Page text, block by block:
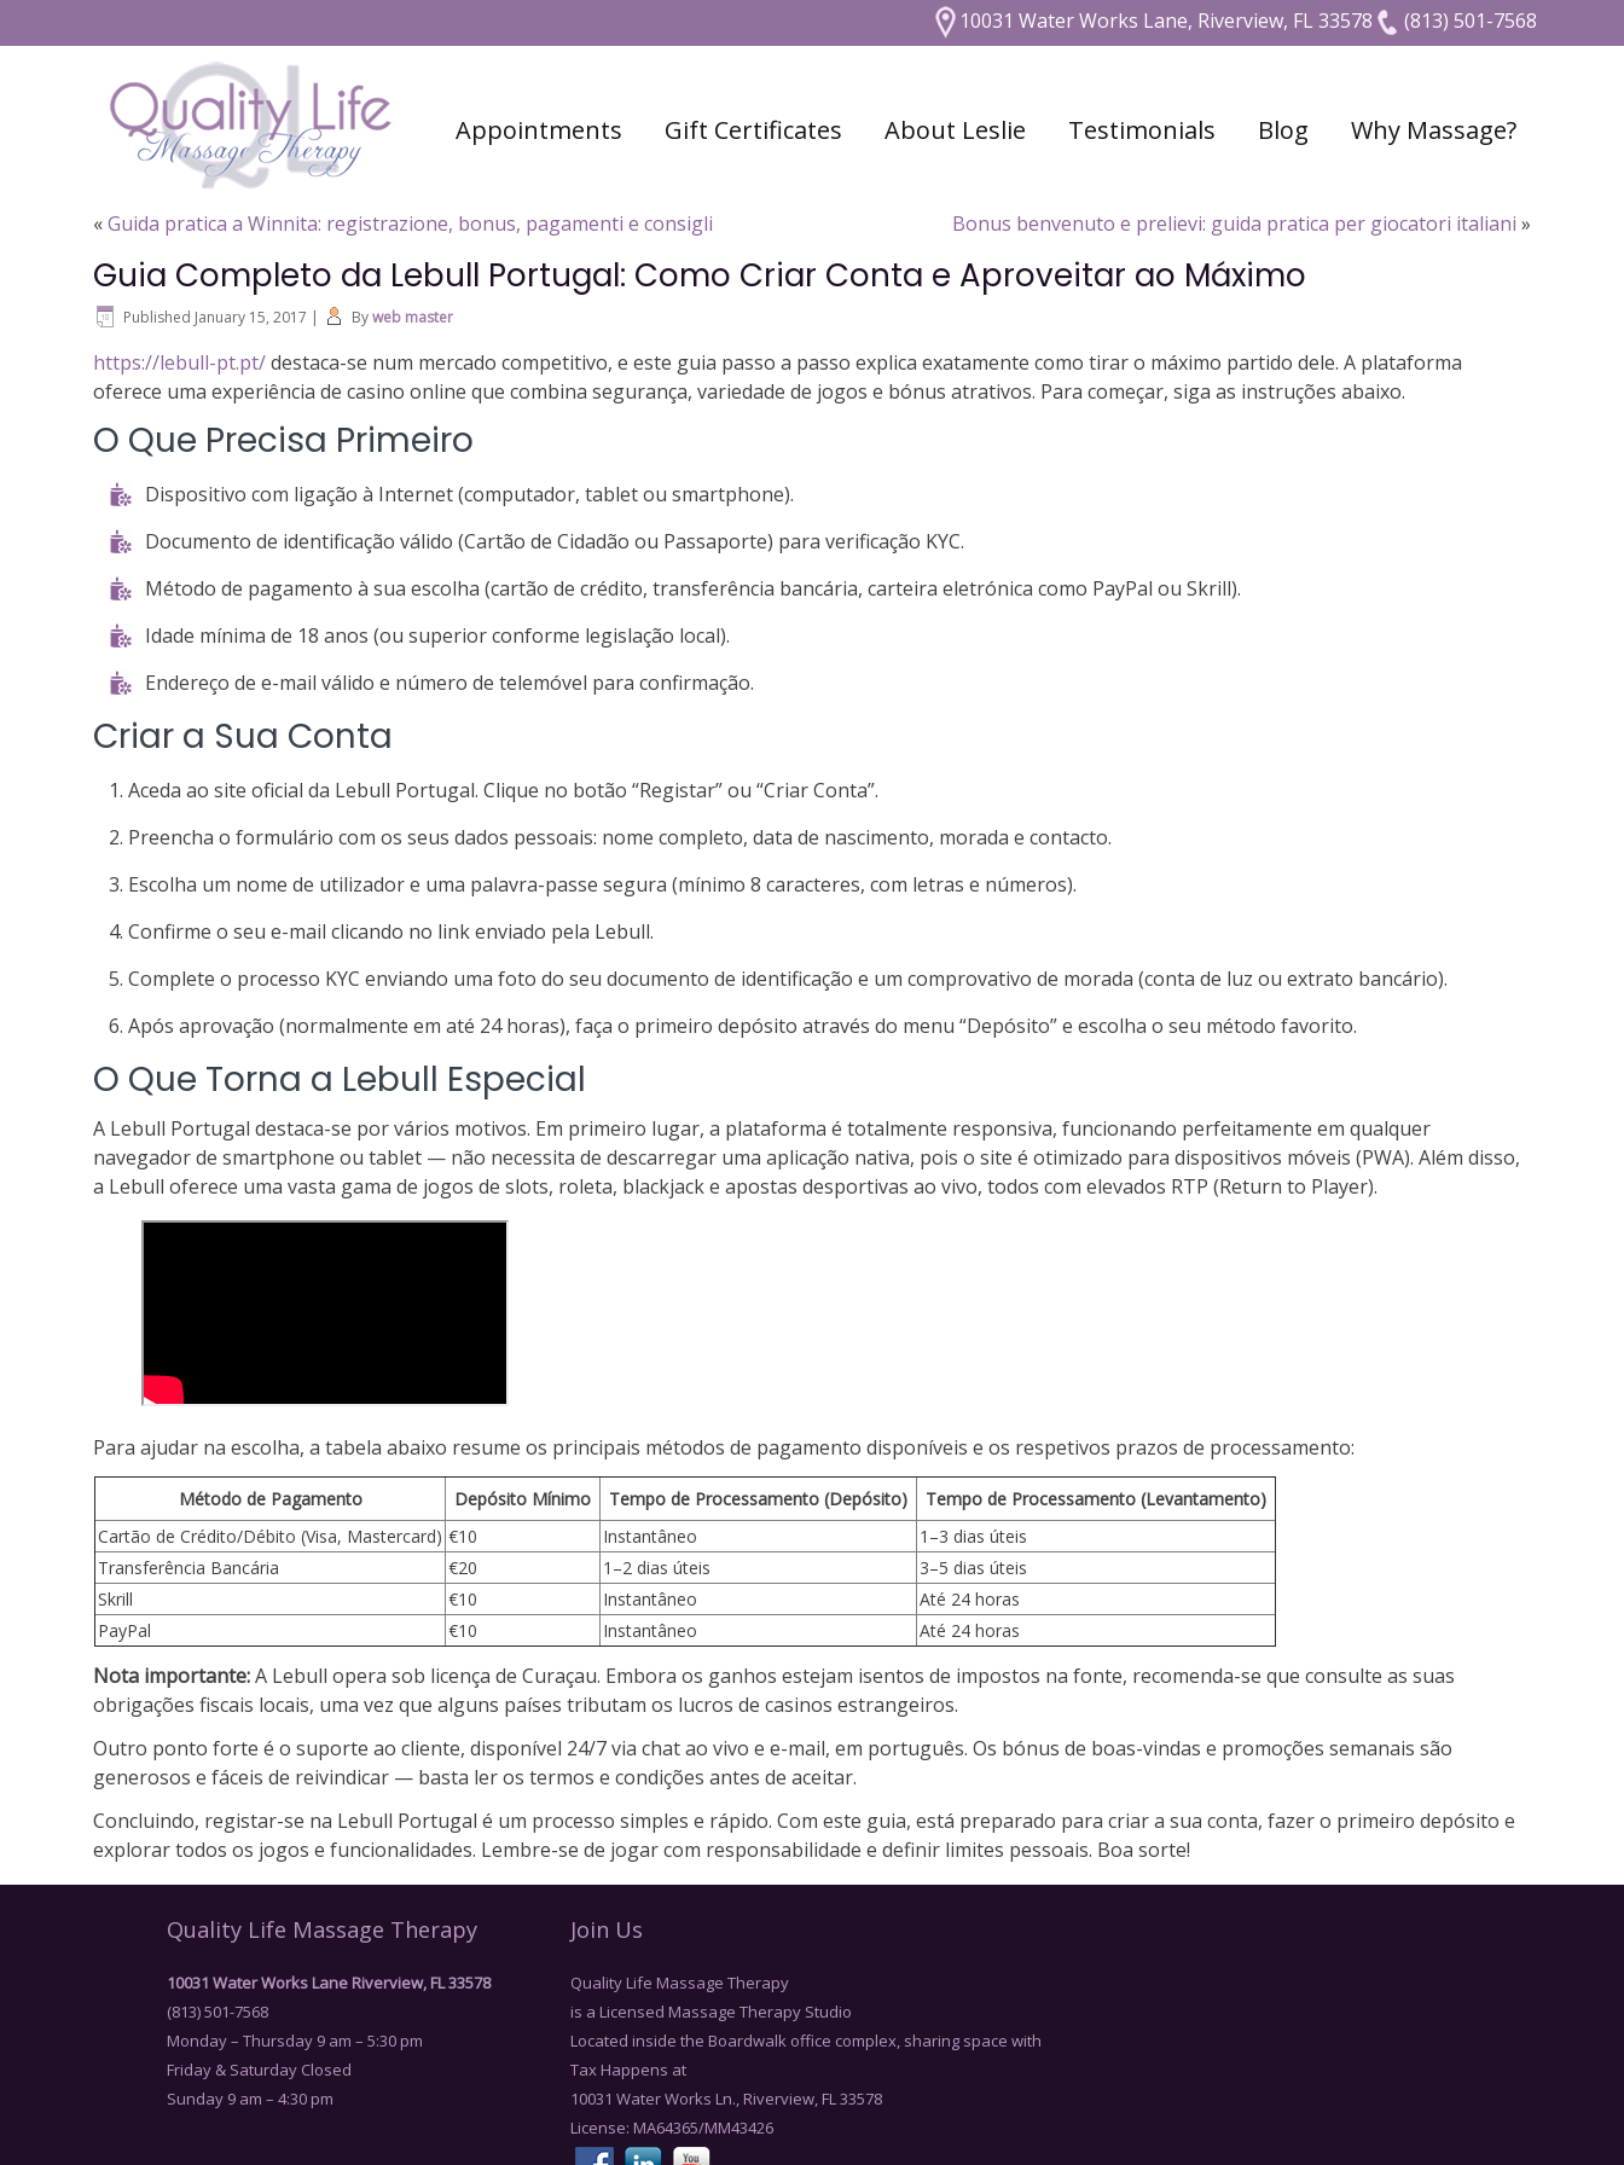
10031 Water Works Lane, Riverview, FL 33578 (813) 501-7568
#6 (no title) Contact Appointments Gift Certificates About Leslie Testimonials Blog Why Massage?
«Guida pratica a Winnita: registrazione, bonus, pagamenti e consigli Bonus benvenuto e prelievi: guida pratica per giocatori italiani »
Guia Completo da Lebull Portugal: Como Criar Conta e Aproveitar ao Máximo
Published January 15, 2017 | Byweb master
https://lebull-pt.pt/destaca-se num mercado competitivo, e este guia passo a passo explica exatamente como tirar o máximo partido dele. A plataforma
oferece uma experiência de casino online que combina segurança, variedade de jogos e bónus atrativos. Para começar, siga as instruções abaixo.
O Que Precisa Primeiro
Dispositivo com ligação à Internet (computador, tablet ou smartphone).
Documento de identificação válido (Cartão de Cidadão ou Passaporte) para verificação KYC.
Método de pagamento à sua escolha (cartão de crédito, transferência bancária, carteira eletrónica como PayPal ou Skrill).
Idade mínima de 18 anos (ou superior conforme legislação local).
Endereço de e-mail válido e número de telemóvel para confirmação.
Criar a Sua Conta
Aceda ao site oficial da Lebull Portugal. Clique no botão “Registar” ou “Criar Conta”.
Preencha o formulário com os seus dados pessoais: nome completo, data de nascimento, morada e contacto.
Escolha um nome de utilizador e uma palavra-passe segura (mínimo 8 caracteres, com letras e números).
Confirme o seu e-mail clicando no link enviado pela Lebull.
Complete o processo KYC enviando uma foto do seu documento de identificação e um comprovativo de morada (conta de luz ou extrato bancário).
Após aprovação (normalmente em até 24 horas), faça o primeiro depósito através do menu “Depósito” e escolha o seu método favorito.
O Que Torna a Lebull Especial
A Lebull Portugal destaca-se por vários motivos. Em primeiro lugar, a plataforma é totalmente responsiva, funcionando perfeitamente em qualquer
navegador de smartphone ou tablet — não necessita de descarregar uma aplicação nativa, pois o site é otimizado para dispositivos móveis (PWA). Além disso,
a Lebull oferece uma vasta gama de jogos de slots, roleta, blackjack e apostas desportivas ao vivo, todos com elevados RTP (Return to Player).
Para ajudar na escolha, a tabela abaixo resume os principais métodos de pagamento disponíveis e os respetivos prazos de processamento:
Método de Pagamento Depósito Mínimo Tempo de Processamento (Depósito)
Tempo de Processamento (Levantamento)
Cartão de Crédito/Débito (Visa, Mastercard) €10 Instantâneo
1–3 dias úteis
Transferência Bancária
€20 1–2 dias úteis
3–5 dias úteis
Skrill
€10 Instantâneo
Até 24 horas
PayPal
€10 Instantâneo Até 24 horas
Nota importante:A Lebull opera sob licença de Curaçau. Embora os ganhos estejam isentos de impostos na fonte, recomenda-se que consulte as suas
obrigações fiscais locais, uma vez que alguns países tributam os lucros de casinos estrangeiros.
Outro ponto forte é o suporte ao cliente, disponível 24/7 via chat ao vivo e e-mail, em português. Os bónus de boas-vindas e promoções semanais são
generosos e fáceis de reivindicar — basta ler os termos e condições antes de aceitar.
Concluindo, registar-se na Lebull Portugal é um processo simples e rápido. Com este guia, está preparado para criar a sua conta, fazer o primeiro depósito e
explorar todos os jogos e funcionalidades. Lembre-se de jogar com responsabilidade e definir limites pessoais. Boa sorte!
Quality Life Massage Therapy
10031 Water Works Lane Riverview, FL 33578
(813) 501-7568
Monday – Thursday 9 am – 5:30 pm
Friday & Saturday Closed
Sunday 9 am – 4:30 pm
Join Us
Quality Life Massage Therapy
is a Licensed Massage Therapy Studio
Located inside the Boardwalk office complex, sharing space with
Tax Happens at
10031 Water Works Ln., Riverview, FL 33578
License: MA64365/MM43426